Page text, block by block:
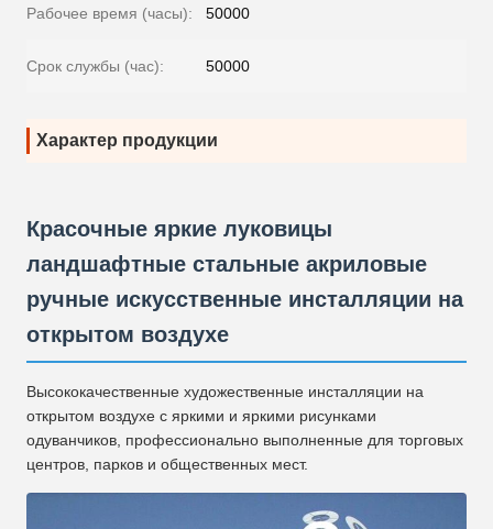
Рабочее время (часы): 50000
Срок службы (час): 50000
Характер продукции
Красочные яркие луковицы
ландшафтные стальные акриловые
ручные искусственные инсталляции на
открытом воздухе
Высококачественные художественные инсталляции на
открытом воздухе с яркими и яркими рисунками
одуванчиков, профессионально выполненные для торговых
центров, парков и общественных мест.